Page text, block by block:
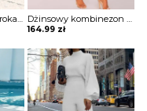
Długa nogawka szeroka krótki rękaw dekolt V kołnierzyk bez wzoru ściągacz elegancki luźny lato kombinezon Ladislava Dżinsowy kombinezon bez rękawów z guzikami i kieszeniami Caryn
164.99 zł